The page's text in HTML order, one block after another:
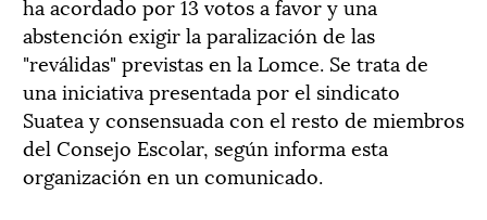
ha acordado por 13 votos a favor y una
abstención exigir la paralización de las
"reválidas" previstas en la Lomce. Se trata de
una iniciativa presentada por el sindicato
Suatea y consensuada con el resto de miembros
del Consejo Escolar, según informa esta
organización en un comunicado.